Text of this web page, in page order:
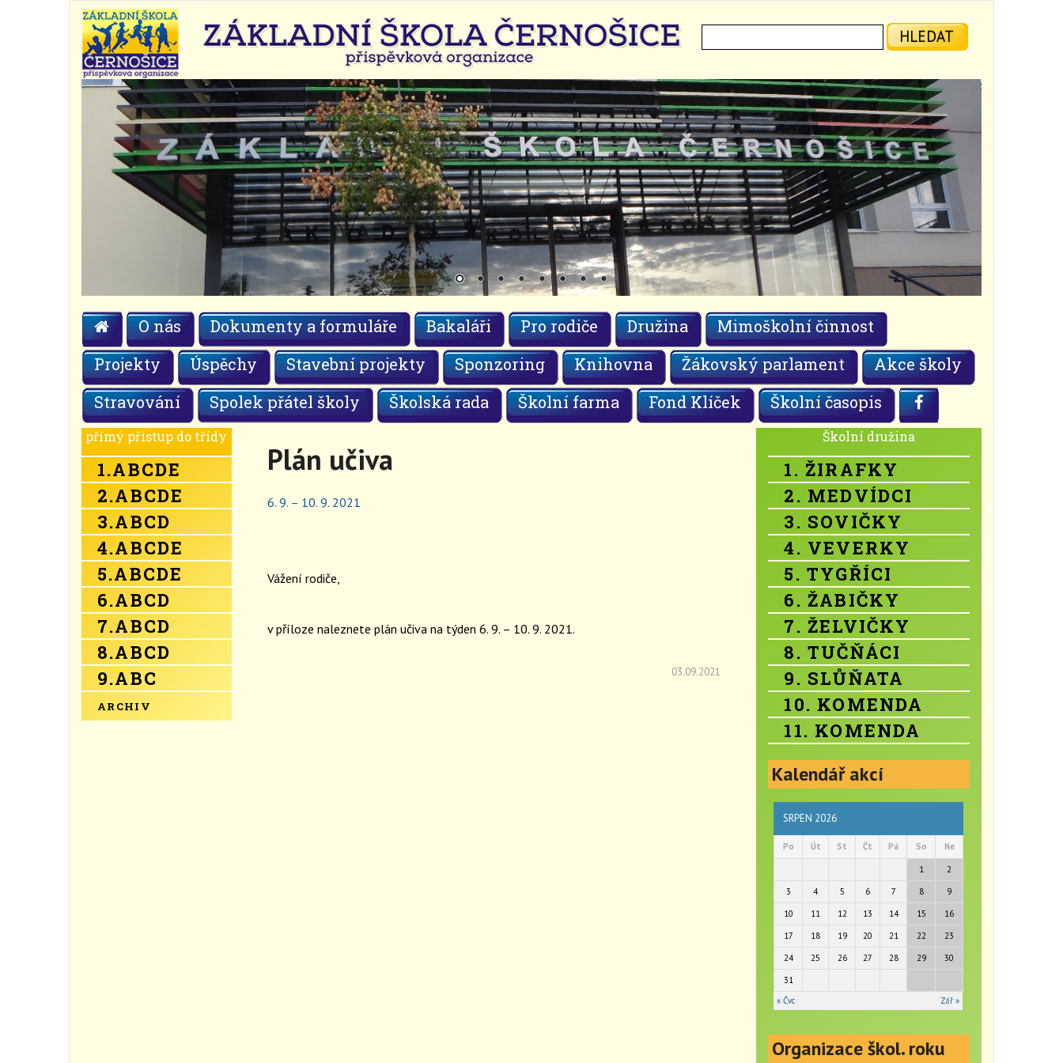
HLEDAT
O nás Dokumenty a formuláře Bakaláři Pro rodiče Družina
Mimoškolní činnost
Projekty
Úspěchy Stavební projekty Sponzoring Knihovna Žákovský parlament
Akce školy
Stravování
Spolek přátel školy Školská rada Školní farma Fond Klíček Školní časopis
přímý přístup do třídy
1.ABCDE
2.ABCDE
3.ABCD
4.ABCDE
5.ABCDE
6.ABCD
7.ABCD
8.ABCD
9.ABC
ARCHIV
Plán učiva
6. 9. – 10. 9. 2021
Vážení rodiče,
v příloze naleznete plán učiva na týden 6. 9. – 10. 9. 2021.
03.09.2021
Školní družina
1. ŽIRAFKY
2. MEDVÍDCI
3. SOVIČKY
4. VEVERKY
5. TYGŘÍCI
6. ŽABIČKY
7. ŽELVIČKY
8. TUČŇÁCI
9. SLŮŇATA
10. KOMENDA
11. KOMENDA
Kalendář akcí
SRPEN 2026
Po Út St Čt Pá So Ne
1
2
3
4 5 6 7 8
9
10
11 12 13 14 15
16
17
18 19 20 21 22
23
24
25 26 27 28 29
30
31
« Čvc
Zář »
Organizace škol. roku